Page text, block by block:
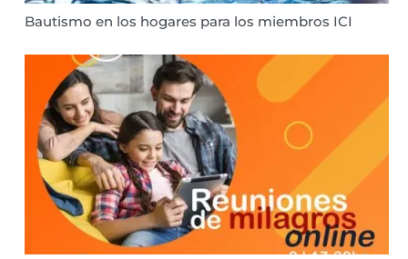
Bautismo en los hogares para los miembros ICI